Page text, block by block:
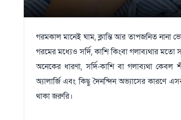
গরমকাল মানেই ঘাম, ক্লান্তি আর তাপজনিত নানা
গরমের মধ্যেও সর্দি, কাশি কিংবা গলাব্যথার মতো
অনেকের ধারণা, সর্দি-কাশি বা গলাব্যথা কেবল
অ্যালার্জি এবং কিছু দৈনন্দিন অভ্যাসের কারণে
থাকা জরুরি।